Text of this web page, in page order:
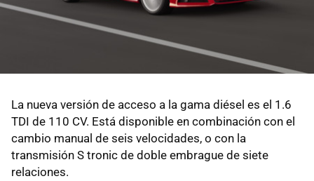
La nueva versión de acceso a la gama diésel es el 1.6
TDI de 110 CV. Está disponible en combinación con el
cambio manual de seis velocidades, o con la
transmisión S tronic de doble embrague de siete
relaciones.